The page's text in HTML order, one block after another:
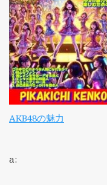
AKB48の魅力
a: